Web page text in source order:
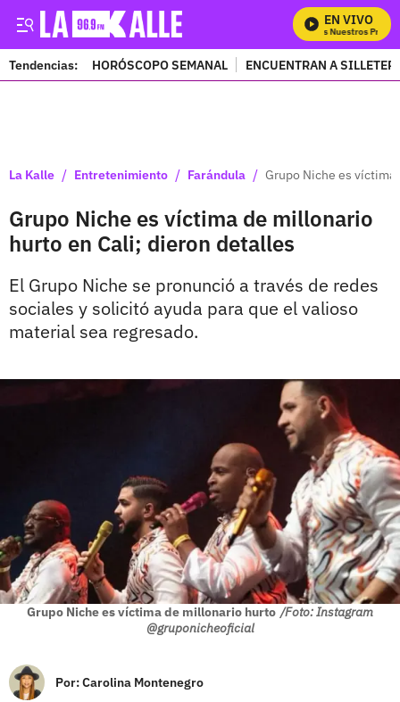
EN VIVO
Mira Todos Nuestros
Tendencias: HORÓSCOPO SEMANAL ENCUENTRAN A
La Kalle / Entretenimiento / Farándula / Grupo Niche es
Grupo Niche es víctima de millonario
hurto en Cali; dieron detalles
El Grupo Niche se pronunció a través de redes
sociales y solicitó ayuda para que el valioso
material sea regresado.
Grupo Niche es víctima de millonario hurto /Foto: Instagram
@gruponicheoficial
Por:Carolina Montenegro